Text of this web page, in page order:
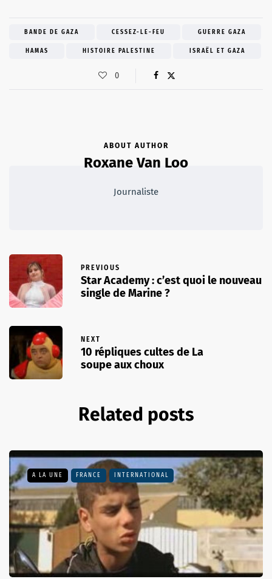
BANDE DE GAZA CESSEZ-LE-FEU GUERRE GAZA
HAMAS HISTOIRE PALESTINE ISRAËL ET GAZA
0
ABOUT AUTHOR
Roxane Van Loo
Journaliste
PREVIOUS
Star Academy : c’est quoi le nouveau
single de Marine ?
NEXT
10 répliques cultes de La
soupe aux choux
Related posts
A LA UNE FRANCE INTERNATIONAL